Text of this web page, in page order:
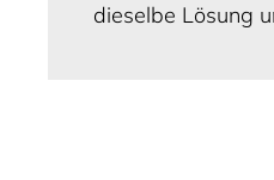
dieselbe Lösung